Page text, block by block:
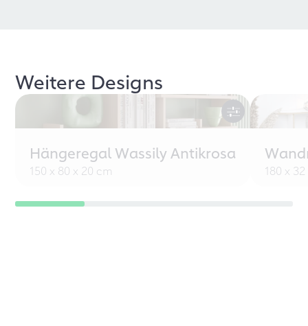
Weitere Designs
Hängeregal Wassily Antikrosa
150 x 80 x 20 cm 180 x